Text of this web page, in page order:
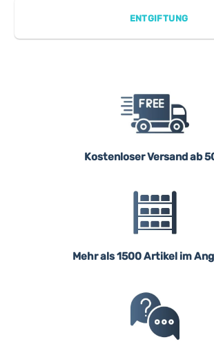
ENTGIFTUNG
Kostenloser Versand ab
Mehr als 1500 Artikel im